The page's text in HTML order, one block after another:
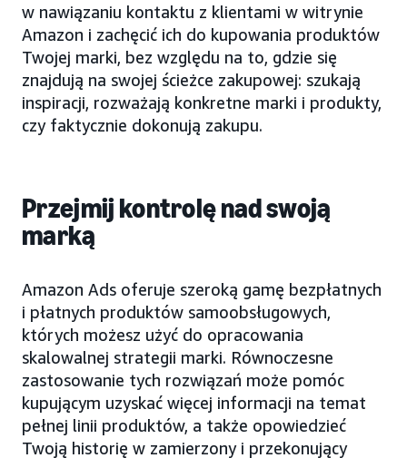
w nawiązaniu kontaktu z klientami w witrynie
Amazon i zachęcić ich do kupowania produktów
Twojej marki, bez względu na to, gdzie się
znajdują na swojej ścieżce zakupowej: szukają
inspiracji, rozważają konkretne marki i produkty,
czy faktycznie dokonują zakupu.
Przejmij kontrolę nad swoją
marką
Amazon Ads oferuje szeroką gamę bezpłatnych
i płatnych produktów samoobsługowych,
których możesz użyć do opracowania
skalowalnej strategii marki. Równoczesne
zastosowanie tych rozwiązań może pomóc
kupującym uzyskać więcej informacji na temat
pełnej linii produktów, a także opowiedzieć
Twoją historię w zamierzony i przekonujący